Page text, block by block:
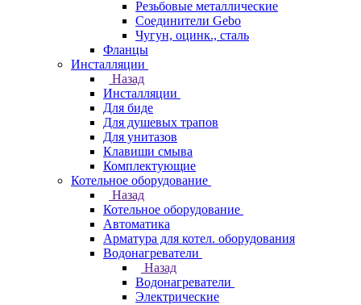
Резьбовые металлические
Соединители Gebo
Чугун, оцинк., сталь
Фланцы
Инсталляции
Назад
Инсталляции
Для биде
Для душевых трапов
Для унитазов
Клавиши смыва
Комплектующие
Котельное оборудование
Назад
Котельное оборудование
Автоматика
Арматура для котел. оборудования
Водонагреватели
Назад
Водонагреватели
Электрические